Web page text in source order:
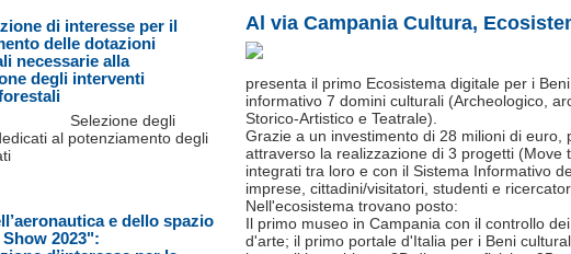
Al via Campania Cultura,
presenta il primo Ecosistema digitale per i
informativo 7 domini culturali (Archeologico,
Storico-Artistico e Teatrale).
Grazie a un investimento di 28 milioni di euro,
attraverso la realizzazione di 3 progetti (Move
integrati tra loro e con il Sistema Informativo
imprese, cittadini/visitatori, studenti e
Nell'ecosistema trovano posto:
Il primo museo in Campania con il controllo
d'arte; il primo portale d'Italia per i Beni
di interesse per il
delle dotazioni
necessarie alla
degli interventi
Selezione degli
al potenziamento degli
e dello spazio
2023":